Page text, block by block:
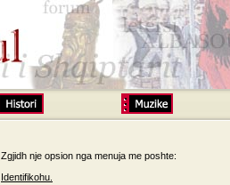
Zgjidh nje opsion nga menuja me poshte:
Identifikohu.